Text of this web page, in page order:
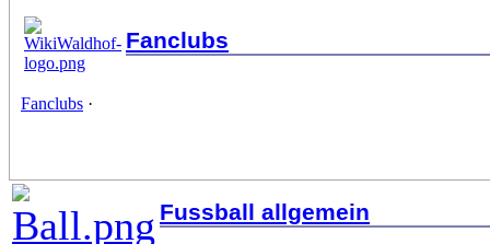
Fanclubs
Fanclubs ·
Fussball allgemein